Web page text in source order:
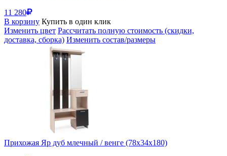
11 280
В корзину Купить в один клик
Изменить цвет Рассчитать полную стоимость (скидки,
доставка, сборка) Изменить состав/размеры
Прихожая Яр дуб млечный / венге (78x34x180)